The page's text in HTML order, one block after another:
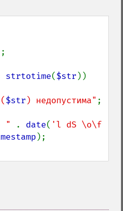
;
strtotime($str ))
$str ) недопустима" ;
" . date( 'l dS \o\f
);